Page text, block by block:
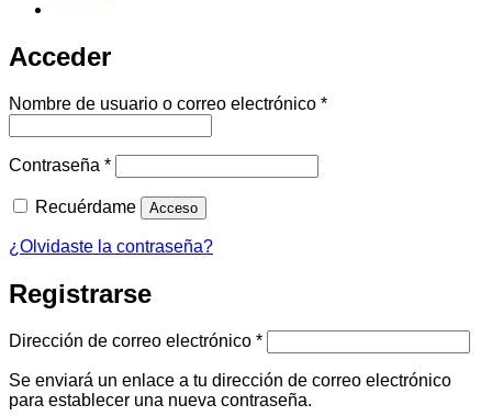
Acceder
Nombre de usuario o correo electrónico *Obligatorio
Contraseña *Obligatorio
Recuérdame Acceso
¿Olvidaste la contraseña?
Registrarse
Dirección de correo electrónico *Obligatorio
Se enviará un enlace a tu dirección de correo electrónico
para establecer una nueva contraseña.